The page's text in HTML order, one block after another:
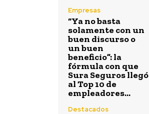
Empresas
“Ya no basta
solamente con un
buen discurso o
un buen
beneficio”: la
fórmula con que
Sura Seguros llegó
al Top 10 de
empleadores...
Destacados